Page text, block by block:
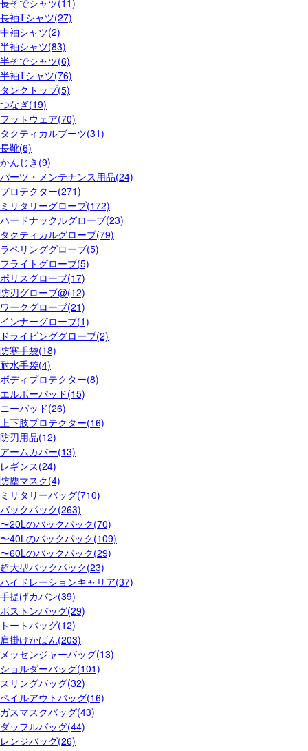
長袖Tシャツ(27)
中袖シャツ(2)
半袖シャツ(83)
半そでシャツ(6)
半袖Tシャツ(76)
タンクトップ(5)
つなぎ(19)
フットウェア(70)
タクティカルブーツ(31)
長靴(6)
かんじき(9)
パーツ・メンテナンス用品(24)
プロテクター(271)
ミリタリーグローブ(172)
ハードナックルグローブ(23)
タクティカルグローブ(79)
ラペリンググローブ(5)
フライトグローブ(5)
ポリスグローブ(17)
防刃グローブ@(12)
ワークグローブ(21)
インナーグローブ(1)
ドライビンググローブ(2)
防寒手袋(18)
耐水手袋(4)
ボディプロテクター(8)
エルボーパッド(15)
ニーパッド(26)
上下肢プロテクター(16)
防刃用品(12)
アームカバー(13)
レギンス(24)
防塵マスク(4)
ミリタリーバッグ(710)
バックパック(263)
〜20Lのバックパック(70)
〜40Lのバックパック(109)
〜60Lのバックパック(29)
超大型バックパック(23)
ハイドレーションキャリア(37)
手提げカバン(39)
ボストンバッグ(29)
トートバッグ(12)
肩掛けかばん(203)
メッセンジャーバッグ(13)
ショルダーバッグ(101)
スリングバッグ(32)
ベイルアウトバッグ(16)
ガスマスクバッグ(43)
ダッフルバッグ(44)
レンジバッグ(26)